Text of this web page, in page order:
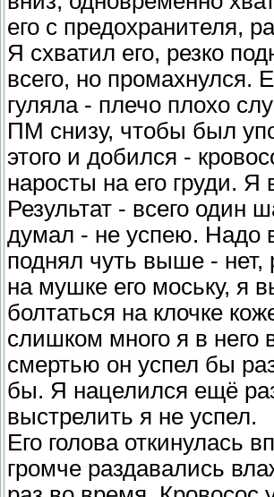
его с предохранителя,
Я схватил его, резко
всего, но промахнулся.
гуляла - плечо плохо
ПМ снизу, чтобы был
этого и добился -
наросты на его груди. Я
Результат - всего один
думал - не успею. Надо
поднял чуть выше - нет,
на мушке его моську, я
болтаться на клочке
слишком много я в него
смертью он успел бы
бы. Я нацелился ещё
выстрелить я не успел.
Его голова откинулась
громче раздавались